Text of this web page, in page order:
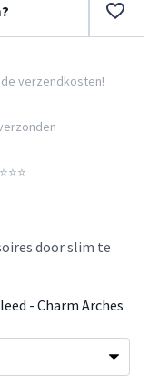
verzendkosten!
door slim te
- Charm Arches